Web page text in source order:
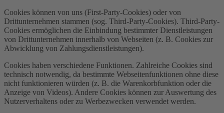
Cookies können von uns (First-Party-Cookies) oder von
Drittunternehmen stammen (sog. Third-Party-Cookies). Third-Party-
Cookies ermöglichen die Einbindung bestimmter Dienstleistungen
von Drittunternehmen innerhalb von Webseiten (z. B. Cookies zur
Abwicklung von Zahlungsdienstleistungen).
Cookies haben verschiedene Funktionen. Zahlreiche Cookies sind
technisch notwendig, da bestimmte Webseitenfunktionen ohne diese
nicht funktionieren würden (z. B. die Warenkorbfunktion oder die
Anzeige von Videos). Andere Cookies können zur Auswertung des
Nutzerverhaltens oder zu Werbezwecken verwendet werden.